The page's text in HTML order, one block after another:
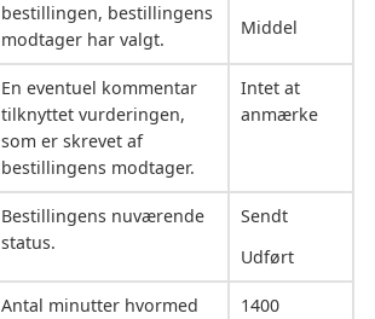
bestillingen, bestillingens
modtager har valgt.
Middel
En eventuel kommentar
tilknyttet vurderingen,
som er skrevet af
bestillingens modtager.
Intet at
anmærke
Bestillingens nuværende
status.
Sendt
Udført
Antal minutter hvormed
1400